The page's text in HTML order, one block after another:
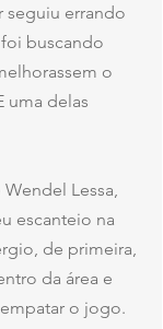
seguiu errando
buscando
o
uma delas
Lessa,
escanteio na
de primeira,
da área e
o jogo.